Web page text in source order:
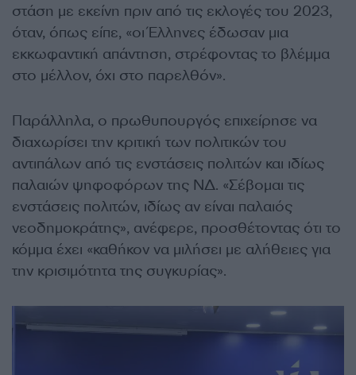
στάση με εκείνη πριν από τις εκλογές του 2023,
όταν, όπως είπε, «οι Έλληνες έδωσαν μια
εκκωφαντική απάντηση, στρέφοντας το βλέμμα
στο μέλλον, όχι στο παρελθόν».
Παράλληλα, ο πρωθυπουργός επιχείρησε να
διαχωρίσει την κριτική των πολιτικών του
αντιπάλων από τις ενστάσεις πολιτών και ιδίως
παλαιών ψηφοφόρων της ΝΔ. «Σέβομαι τις
ενστάσεις πολιτών, ιδίως αν είναι παλαιός
νεοδημοκράτης», ανέφερε, προσθέτοντας ότι το
κόμμα έχει «καθήκον να μιλήσει με αλήθειες για
την κρισιμότητα της συγκυρίας».